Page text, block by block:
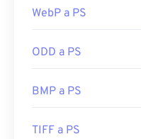
WebP a PS
ODD a PS
BMP a PS
TIFF a PS